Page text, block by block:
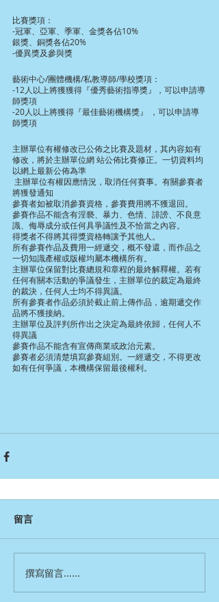
比賽獎項：
-冠軍、亞軍、季軍、金獎各佔10%
銀獎、銅獎各佔20%
-優異獎及參與獎
藝術中心/團體機構/私教導師/學校獎項：
-12人以上將獲獲得『優秀藝術指導獎』，可以申請導
師獎項
-20人以上將獲得『最佳藝術機構獎』 ，可以申請導
師獎項
主辦單位有權修改已公佈之比賽及題材，其內容如有
修改，將於主辦單位網 站公佈比賽修正。一切資料均
以網上最新公佈為準
將獲發通知
參賽者如被取消參賽資格，參賽費用將不獲退回。
參賽作品不能含有淫褻、暴力、色情、誹謗、不良意
識、侮辱成分或任何具爭議性及不恰當之內容。
得獎者不得將其得獎資格轉讓予其他人。
所有參賽作品及費用一經遞交，概不發還，而作品之
一切知識產權或版權均屬本機構所有。
主辦單位保留對比賽總規和章程的最終解釋權。若有
任何有關本活動的爭議發生，主辦單位的裁定為最終
的裁決，任何人士均不得異議。
所有參賽者作品必須於截止前上傳作品，逾期遞交作
品將不獲接納。
主辦單位及評判所作出之決定為最終依歸，任何人不
得異議
參賽作品不能含有宣傳商業或政治元素。
參賽者必須清楚填寫參賽組別。一經遞交，不得更改
如有任何爭議，本機構保留最後權利。
留言
撰寫留言......